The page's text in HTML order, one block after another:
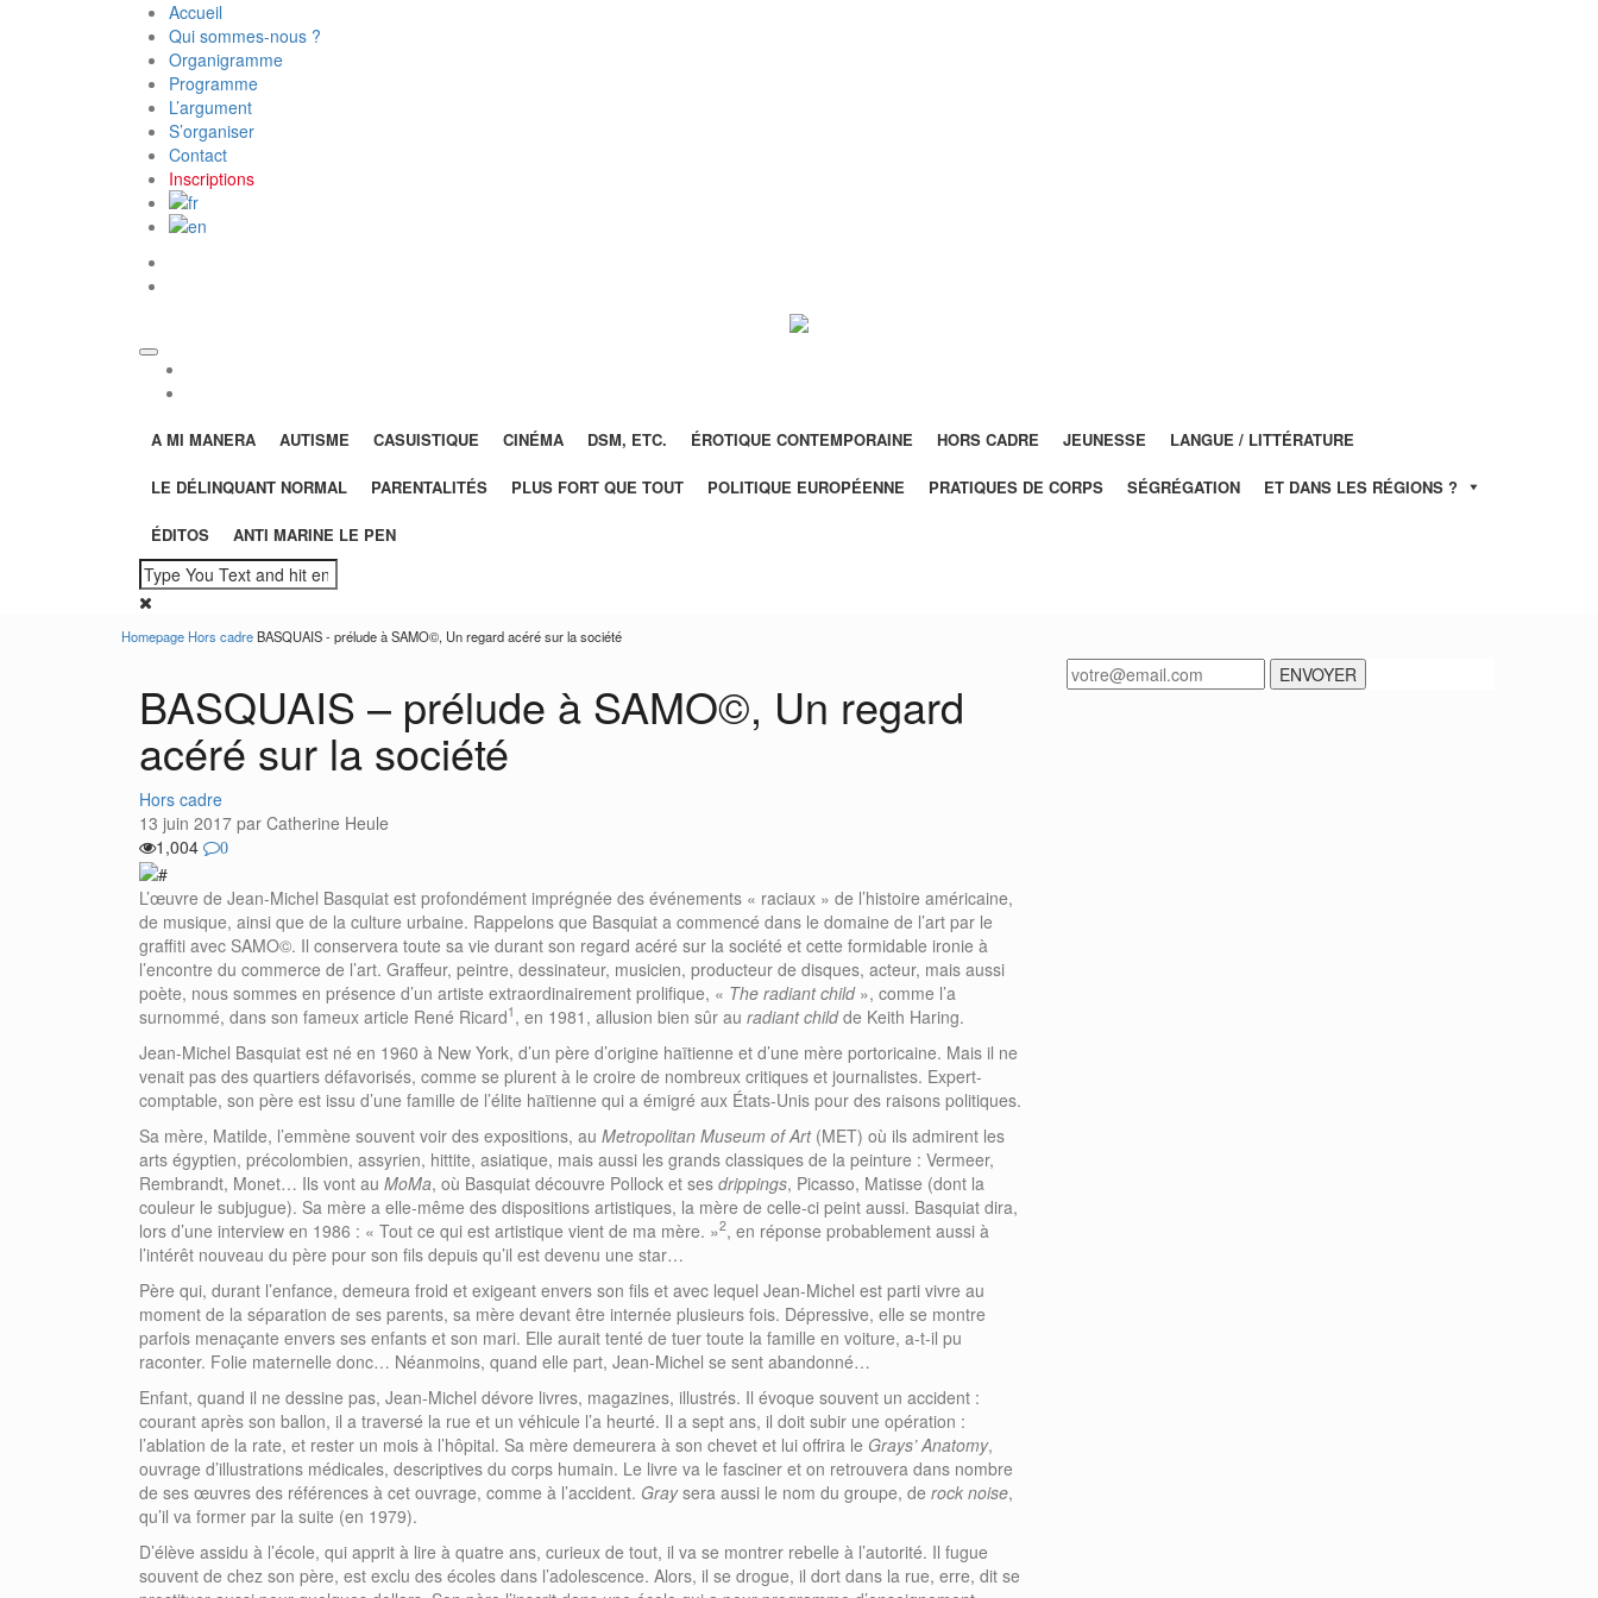
Accueil
Qui sommes-nous ?
Organigramme
Programme
L’argument
S’organiser
Contact
Inscriptions
A MI MANERA AUTISME CASUISTIQUE CINÉMA DSM, ETC. ÉROTIQUE CONTEMPORAINE HORS CADRE JEUNESSE LANGUE / LITTÉRATURE
LE DÉLINQUANT NORMAL PARENTALITÉS PLUS FORT QUE TOUT POLITIQUE EUROPÉENNE PRATIQUES DE CORPS SÉGRÉGATION ET DANS LES RÉGIONS ?
ÉDITOS ANTI MARINE LE PEN
Homepage Hors cadreBASQUAIS - prélude à SAMO©, Un regard acéré sur la société
BASQUAIS – prélude à SAMO©, Un regard
acéré sur la société
Categories
Hors cadre
13 juin 2017 par Catherine Heule
1,004
0
L’œuvre de Jean-Michel Basquiat est profondément imprégnée des événements « raciaux » de l’histoire américaine,
de musique, ainsi que de la culture urbaine. Rappelons que Basquiat a commencé dans le domaine de l’art par le
graffiti avec SAMO©. Il conservera toute sa vie durant son regard acéré sur la société et cette formidable ironie à
l’encontre du commerce de l’art. Graffeur, peintre, dessinateur, musicien, producteur de disques, acteur, mais aussi
poète, nous sommes en présence d’un artiste extraordinairement prolifique, « The radiant child », comme l’a
surnommé, dans son fameux article René Ricard1 , en 1981, allusion bien sûr au radiant childde Keith Haring.
Jean-Michel Basquiat est né en 1960 à New York, d’un père d’origine haïtienne et d’une mère portoricaine. Mais il ne
venait pas des quartiers défavorisés, comme se plurent à le croire de nombreux critiques et journalistes. Expert-
comptable, son père est issu d’une famille de l’élite haïtienne qui a émigré aux États-Unis pour des raisons politiques.
Sa mère, Matilde, l’emmène souvent voir des expositions, au Metropolitan Museum of Art(MET) où ils admirent les
arts égyptien, précolombien, assyrien, hittite, asiatique, mais aussi les grands classiques de la peinture : Vermeer,
Rembrandt, Monet… Ils vont au MoMa, où Basquiat découvre Pollock et ses drippings, Picasso, Matisse (dont la
couleur le subjugue). Sa mère a elle-même des dispositions artistiques, la mère de celle-ci peint aussi. Basquiat dira,
lors d’une interview en 1986 : « Tout ce qui est artistique vient de ma mère. »2, en réponse probablement aussi à
l’intérêt nouveau du père pour son fils depuis qu’il est devenu une star…
Père qui, durant l’enfance, demeura froid et exigeant envers son fils et avec lequel Jean-Michel est parti vivre au
moment de la séparation de ses parents, sa mère devant être internée plusieurs fois. Dépressive, elle se montre
parfois menaçante envers ses enfants et son mari. Elle aurait tenté de tuer toute la famille en voiture, a-t-il pu
raconter. Folie maternelle donc… Néanmoins, quand elle part, Jean-Michel se sent abandonné…
Enfant, quand il ne dessine pas, Jean-Michel dévore livres, magazines, illustrés. Il évoque souvent un accident :
courant après son ballon, il a traversé la rue et un véhicule l’a heurté. Il a sept ans, il doit subir une opération :
l’ablation de la rate, et rester un mois à l’hôpital. Sa mère demeurera à son chevet et lui offrira le Grays’ Anatomy,
ouvrage d’illustrations médicales, descriptives du corps humain. Le livre va le fasciner et on retrouvera dans nombre
de ses œuvres des références à cet ouvrage, comme à l’accident. Graysera aussi le nom du groupe, de rock noise,
qu’il va former par la suite (en 1979).
D’élève assidu à l’école, qui apprit à lire à quatre ans, curieux de tout, il va se montrer rebelle à l’autorité. Il fugue
souvent de chez son père, est exclu des écoles dans l’adolescence. Alors, il se drogue, il dort dans la rue, erre, dit se